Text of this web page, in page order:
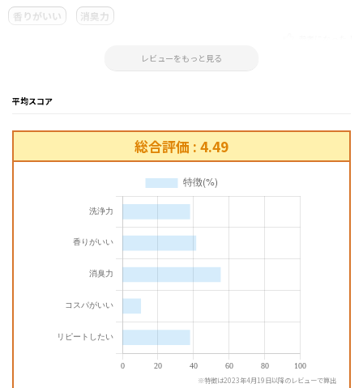
香りがいい
消臭力
レビューをもっと見る
平均スコア
総合評価 : 4.49
※特徴は2023年4月19日以降のレビューで算出